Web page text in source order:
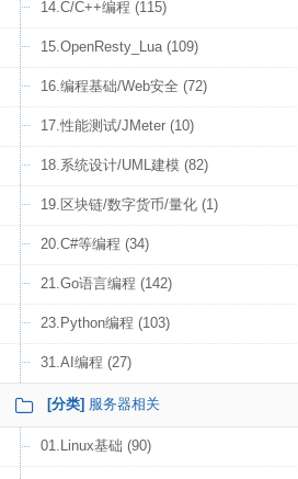
14.C/C++编程 (115)
15.OpenResty_Lua (109)
16.编程基础/Web安全 (72)
17.性能测试/JMeter (10)
18.系统设计/UML建模 (82)
19.区块链/数字货币/量化 (1)
20.C#等编程 (34)
21.Go语言编程 (142)
23.Python编程 (103)
31.AI编程 (27)
[分类] 服务器相关
01.Linux基础 (90)